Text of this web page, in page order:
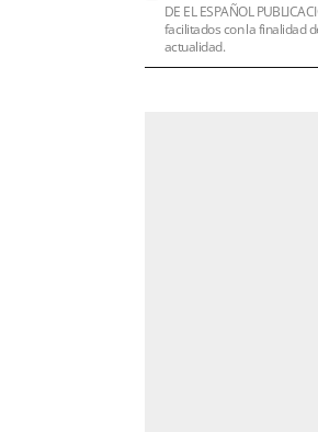
DE EL ESPAÑOL
facilitados con la finalidad
actualidad.